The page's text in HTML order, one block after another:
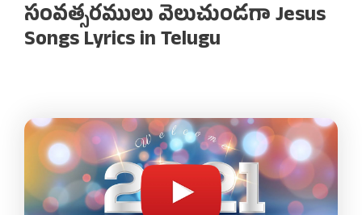
సంవత్సరములు వెలుచుండగా Jesus
Songs Lyrics in Telugu